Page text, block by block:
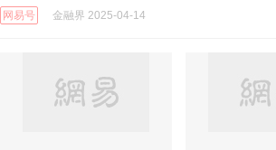
网易号 金融界 2025-04-14